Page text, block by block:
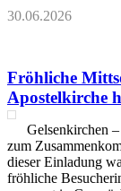
30.06.2026
Fröhliche
Apostelkirche
Gelsenkirchen
zum
dieser Einladung
fröhliche